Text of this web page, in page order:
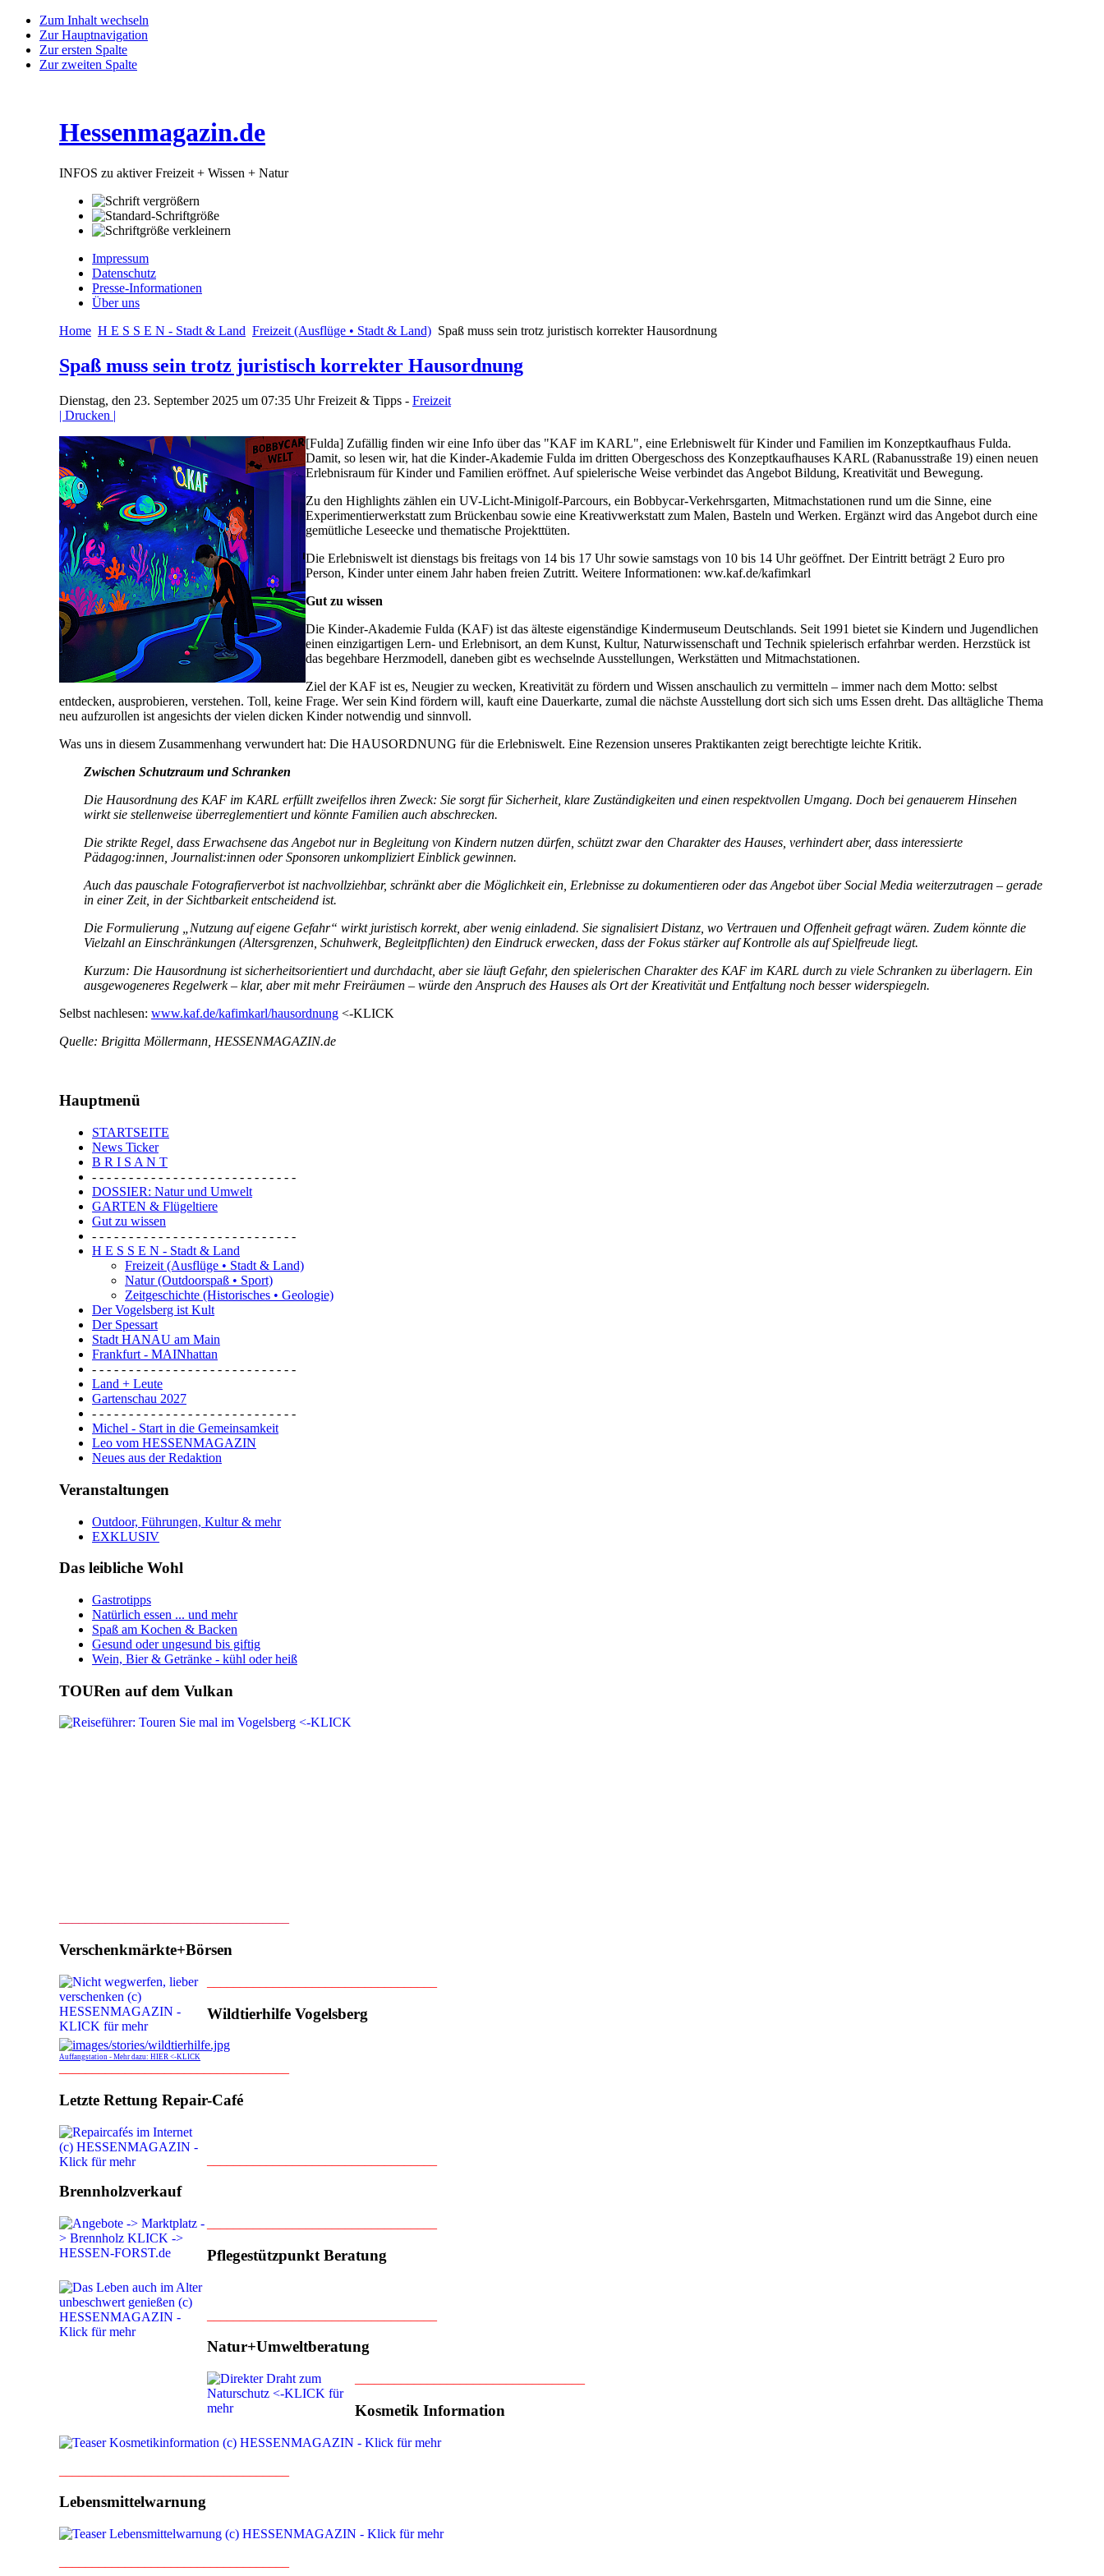
Zum Inhalt wechseln
Zur Hauptnavigation
Zur ersten Spalte
Zur zweiten Spalte
Hessenmagazin.de
INFOS zu aktiver Freizeit + Wissen + Natur
Impressum
Datenschutz
Presse-Informationen
Über uns
Home H E S S E N - Stadt & Land Freizeit (Ausflüge • Stadt & Land) Spaß muss sein trotz juristisch korrekter Hausordnung
Spaß muss sein trotz juristisch korrekter Hausordnung
Dienstag, den 23. September 2025 um 07:35 UhrFreizeit & Tipps - Freizeit
| Drucken |
[Fulda] Zufällig finden wir eine Info über das "KAF im KARL", eine Erlebniswelt für Kinder und Familien im Konzeptkaufhaus Fulda.
Damit, so lesen wir, hat die Kinder-Akademie Fulda im dritten Obergeschoss des Konzeptkaufhauses KARL (Rabanusstraße 19) einen neuen
Erlebnisraum für Kinder und Familien eröffnet. Auf spielerische Weise verbindet das Angebot Bildung, Kreativität und Bewegung.
Zu den Highlights zählen ein UV-Licht-Minigolf-Parcours, ein Bobbycar-Verkehrsgarten, Mitmachstationen rund um die Sinne, eine
Experimentierwerkstatt zum Brückenbau sowie eine Kreativwerkstatt zum Malen, Basteln und Werken. Ergänzt wird das Angebot durch eine
gemütliche Leseecke und thematische Projekttüten.
Die Erlebniswelt ist dienstags bis freitags von 14 bis 17 Uhr sowie samstags von 10 bis 14 Uhr geöffnet. Der Eintritt beträgt 2 Euro pro
Person, Kinder unter einem Jahr haben freien Zutritt. Weitere Informationen: ww.kaf.de/kafimkarl
Gut zu wissen
Die Kinder-Akademie Fulda (KAF) ist das älteste eigenständige Kindermuseum Deutschlands. Seit 1991 bietet sie Kindern und Jugendlichen
einen einzigartigen Lern- und Erlebnisort, an dem Kunst, Kultur, Naturwissenschaft und Technik spielerisch erfahrbar werden. Herzstück ist
das begehbare Herzmodell, daneben gibt es wechselnde Ausstellungen, Werkstätten und Mitmachstationen.
Ziel der KAF ist es, Neugier zu wecken, Kreativität zu fördern und Wissen anschaulich zu vermitteln – immer nach dem Motto: selbst
entdecken, ausprobieren, verstehen. Toll, keine Frage. Wer sein Kind fördern will, kauft eine Dauerkarte, zumal die nächste Ausstellung dort sich sich ums Essen dreht. Das alltägliche Thema
neu aufzurollen ist angesichts der vielen dicken Kinder notwendig und sinnvoll.
Was uns in diesem Zusammenhang verwundert hat: Die HAUSORDNUNG für die Erlebniswelt. Eine Rezension unseres Praktikanten zeigt berechtigte leichte Kritik.
Zwischen Schutzraum und Schranken
Die Hausordnung des KAF im KARL erfüllt zweifellos ihren Zweck: Sie sorgt für Sicherheit, klare Zuständigkeiten und einen respektvollen Umgang. Doch bei genauerem Hinsehen
wirkt sie stellenweise überreglementiert und könnte Familien auch abschrecken.
Die strikte Regel, dass Erwachsene das Angebot nur in Begleitung von Kindern nutzen dürfen, schützt zwar den Charakter des Hauses, verhindert aber, dass interessierte
Pädagog:innen, Journalist:innen oder Sponsoren unkompliziert Einblick gewinnen.
Auch das pauschale Fotografierverbot ist nachvollziehbar, schränkt aber die Möglichkeit ein, Erlebnisse zu dokumentieren oder das Angebot über Social Media weiterzutragen – gerade
in einer Zeit, in der Sichtbarkeit entscheidend ist.
Die Formulierung „Nutzung auf eigene Gefahr“ wirkt juristisch korrekt, aber wenig einladend. Sie signalisiert Distanz, wo Vertrauen und Offenheit gefragt wären. Zudem könnte die
Vielzahl an Einschränkungen (Altersgrenzen, Schuhwerk, Begleitpflichten) den Eindruck erwecken, dass der Fokus stärker auf Kontrolle als auf Spielfreude liegt.
Kurzum: Die Hausordnung ist sicherheitsorientiert und durchdacht, aber sie läuft Gefahr, den spielerischen Charakter des KAF im KARL durch zu viele Schranken zu überlagern. Ein
ausgewogeneres Regelwerk – klar, aber mit mehr Freiräumen – würde den Anspruch des Hauses als Ort der Kreativität und Entfaltung noch besser widerspiegeln.
Selbst nachlesen: www.kaf.de/kafimkarl/hausordnung <-KLICK
Quelle: Brigitta Möllermann, HESSENMAGAZIN.de
Hauptmenü
STARTSEITE
News Ticker
B R I S A N T
- - - - - - - - - - - - - - - - - - - - - - - - - - - -
DOSSIER: Natur und Umwelt
GARTEN & Flügeltiere
Gut zu wissen
- - - - - - - - - - - - - - - - - - - - - - - - - - - -
H E S S E N - Stadt & Land
Freizeit (Ausflüge • Stadt & Land)
Natur (Outdoorspaß • Sport)
Zeitgeschichte (Historisches • Geologie)
Der Vogelsberg ist Kult
Der Spessart
Stadt HANAU am Main
Frankfurt - MAINhattan
- - - - - - - - - - - - - - - - - - - - - - - - - - - -
Land + Leute
Gartenschau 2027
- - - - - - - - - - - - - - - - - - - - - - - - - - - -
Michel - Start in die Gemeinsamkeit
Leo vom HESSENMAGAZIN
Neues aus der Redaktion
Veranstaltungen
Outdoor, Führungen, Kultur & mehr
EXKLUSIV
Das leibliche Wohl
Gastrotipps
Natürlich essen ... und mehr
Spaß am Kochen & Backen
Gesund oder ungesund bis giftig
Wein, Bier & Getränke - kühl oder heiß
TOURen auf dem Vulkan
Verschenkmärkte+Börsen
Wildtierhilfe Vogelsberg
Auffangstation - Mehr dazu: HIER <-KLICK
Letzte Rettung Repair-Café
Brennholzverkauf
Pflegestützpunkt Beratung
Natur+Umweltberatung
Kosmetik Information
Lebensmittelwarnung